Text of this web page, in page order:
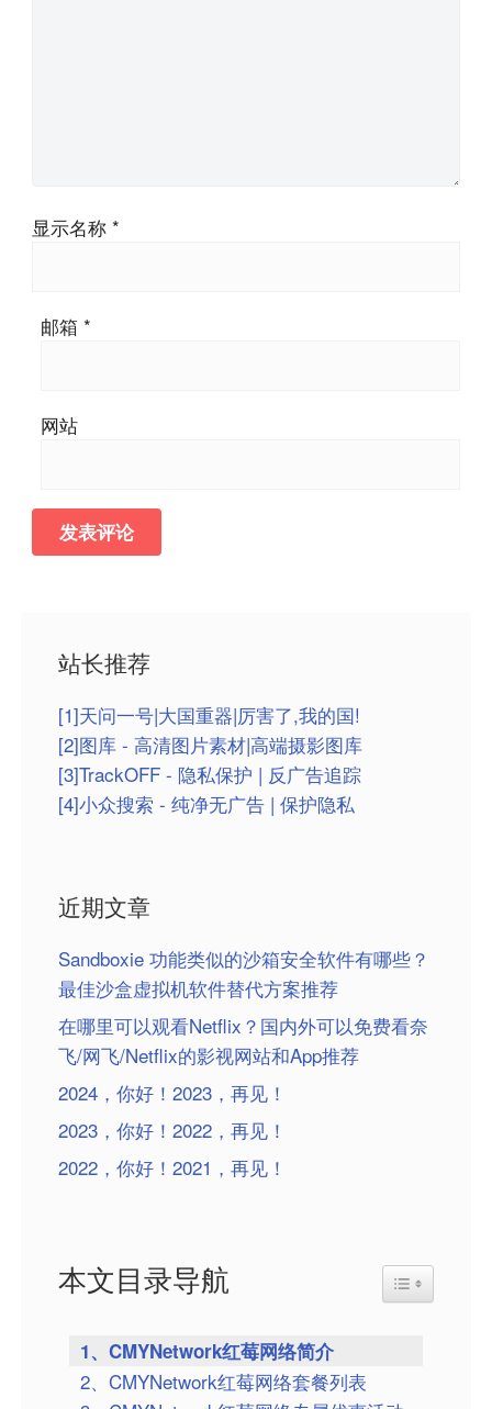
显示名称 *
邮箱 *
网站
站长推荐
[1]天问一号|大国重器|厉害了,我的国!
[2]图库 - 高清图片素材|高端摄影图库
[3]TrackOFF - 隐私保护 | 反广告追踪
[4]小众搜索 - 纯净无广告 | 保护隐私
近期文章
Sandboxie 功能类似的沙箱安全软件有哪些？
最佳沙盒虚拟机软件替代方案推荐
在哪里可以观看Netflix？国内外可以免费看奈
飞/网飞/Netflix的影视网站和App推荐
2024，你好！2023，再见！
2023，你好！2022，再见！
2022，你好！2021，再见！
本文目录导航 Toggle
1、CMYNetwork红莓网络简介
2、CMYNetwork红莓网络套餐列表